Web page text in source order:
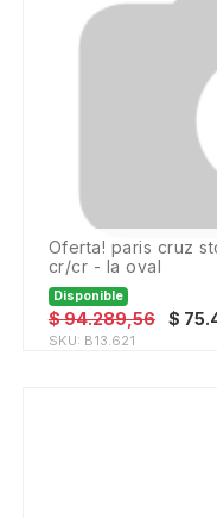
oferta! paris cruz std - cocina pared ext. pico alto
cr/cr - la oval
Disponible
$94.289,56 $
SKU: B13.621